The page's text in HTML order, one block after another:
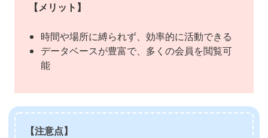
【メリット】
時間や場所に縛られず、効率的に活動できる
データベースが豊富で、多くの会員を閲覧可
能
【注意点】